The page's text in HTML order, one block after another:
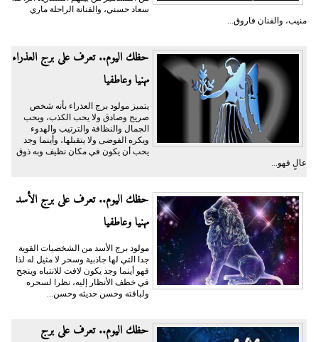
سعاد حسني، والفنانة الراحلة ماري
منيب، والفنان فاروق...
حظك اليوم.. تعرف على برج العذراء
مهنيا وعاطفيا
يتميز مولود برج العذراء بأنه شخص
صريح وصادق ولا يحب الكذب، ويحب
الجمال والنظافة والترتيب والهدوء
ويكره الفوضى ولا يتقبلها، وأينما وجد
يحب أن يكون في مكان نظيف وبه ذوق
عالٍ فهو...
حظك اليوم.. تعرف على برج الأسد
مهنيا وعاطفيا
مولود برج الأسد من الشخصيات القوية
جدا التي لها جاذبية وسحر لا مثيل له لذا
فهو أينما وجد يكون لافت للانتباه وينجح
في خطف الأنظار إليه، نظرا لسحره
ولباقته وحسن حديثه وحسن...
حظك اليوم.. تعرف على برج